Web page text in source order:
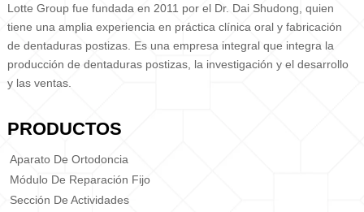
Lotte Group fue fundada en 2011 por el Dr. Dai Shudong, quien
tiene una amplia experiencia en práctica clínica oral y fabricación
de dentaduras postizas. Es una empresa integral que integra la
producción de dentaduras postizas, la investigación y el desarrollo
y las ventas.
PRODUCTOS
Aparato De Ortodoncia
Módulo De Reparación Fijo
Sección De Actividades